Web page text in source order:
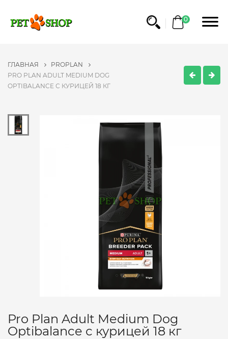
0
ГЛАВНАЯ
PROPLAN
PRO PLAN ADULT MEDIUM DOG
OPTIBALANCE С КУРИЦЕЙ 18 КГ
Pro Plan Adult Medium Dog
Optibalance с курицей 18 кг